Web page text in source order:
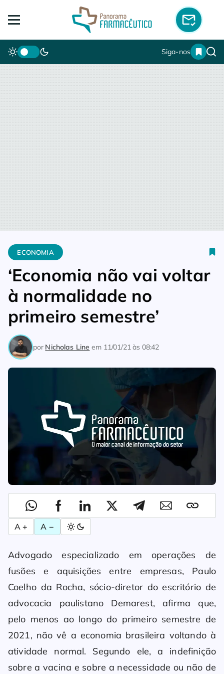
Siga-nos
Home Economia ‘Economia não vai voltar à normalidade no
ECONOMIA
‘Economia não vai voltar
à normalidade no
primeiro semestre’
por Nicholas Line em 11/01/21 às 08:42
A + A −
Advogado especializado em operações de
fusões e aquisições entre empresas, Paulo
Coelho da Rocha, sócio-diretor do escritório de
advocacia paulistano Demarest, afirma que,
pelo menos ao longo do primeiro semestre de
2021, não vê a economia brasileira voltando à
atividade normal. Segundo ele, a indefinição
sobre a vacina e sobre a necessidade ou não de